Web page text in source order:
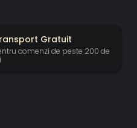
Gratuit
comenzi de peste 200 de